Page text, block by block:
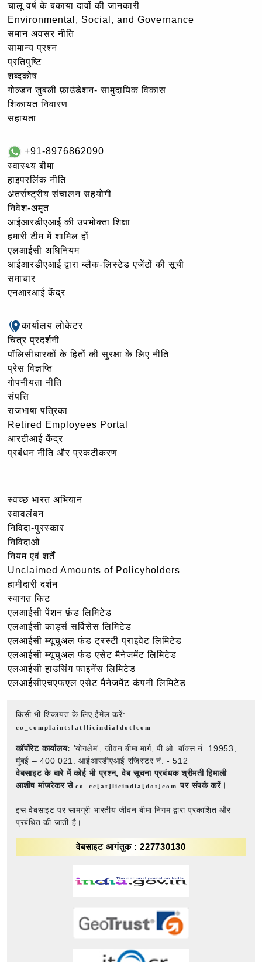
चालू वर्ष के बकाया दावों की जानकारी
Environmental, Social, and Governance
समान अवसर नीति
सामान्य प्रश्न
प्रतिपुष्टि
शब्दकोष
गोल्‍डन जुबली फ़ाउंडेशन- सामुदायिक विकास
शिकायत निवारण
सहायता
+91-8976862090
स्वास्थ्य बीमा
हाइपरलिंक नीति
अंतर्राष्ट्रीय संचालन सहयोगी
निवेश-अमृत
आईआरडीएआई की उपभोक्ता शिक्षा
हमारी टीम में शामिल हों
एलआईसी अधिनियम
आईआरडीएआई द्वारा ब्लैक-लिस्टेड एजेंटों की सूची
समाचार
एनआरआई केंद्र
कार्यालय लोकेटर
चित्र प्रदर्शनी
पॉलिसीधारकों के हितों की सुरक्षा के लिए नीति
प्रेस विज्ञप्ति
गोपनीयता नीति
संपत्ति
राजभाषा पत्रिका
Retired Employees Portal
आरटीआई केंद्र
प्रबंधन नीति और प्रकटीकरण
स्वच्छ भारत अभियान
स्वावलंबन
निविदा-पुरस्कार
निविदाओं
नियम एवं शर्तें
Unclaimed Amounts of Policyholders
हामीदारी दर्शन
स्वागत किट
एलआईसी पेंशन फ़ंड लिमिटेड
एलआईसी कार्ड्स सर्विसेस लिमिटेड
एलआईसी म्यूचुअल फंड ट्रस्टी प्राइवेट लिमिटेड
एलआईसी म्यूचुअल फंड एसेट मैनेजमेंट लिमिटेड
एलआईसी हाउसिंग फाइनेंस लिमिटेड
एलआईसीएचएफएल एसेट मैनेजमेंट कंपनी लिमिटेड
किसी भी शिकायत के लिए,ईमेल करें:
co_complaints[at]licindia[dot]com
कॉर्पोरेट कार्यालय: 'योगक्षेम', जीवन बीमा मार्ग, पी.ओ. बॉक्स नं. 19953,
मुंबई – 400 021. आईआरडीएआई रजिस्टर नं. - 512
वेबसाइट के बारे में कोई भी प्रश्न, वेब सूचना प्रबंधक श्रीमती हिमाली
आशीष मांजरेकर सेco_cc[at]licindia[dot]comपर संपर्क करें।
इस वेबसाइट पर सामग्री भारतीय जीवन बीमा निगम द्वारा प्रकाशित और
प्रबंधित की जाती है।
वेबसाइट आगंतुक : 227730130